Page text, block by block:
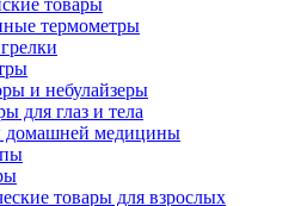
товары
термометры
и небулайзеры
для глаз и тела
медицины
товары для взрослых